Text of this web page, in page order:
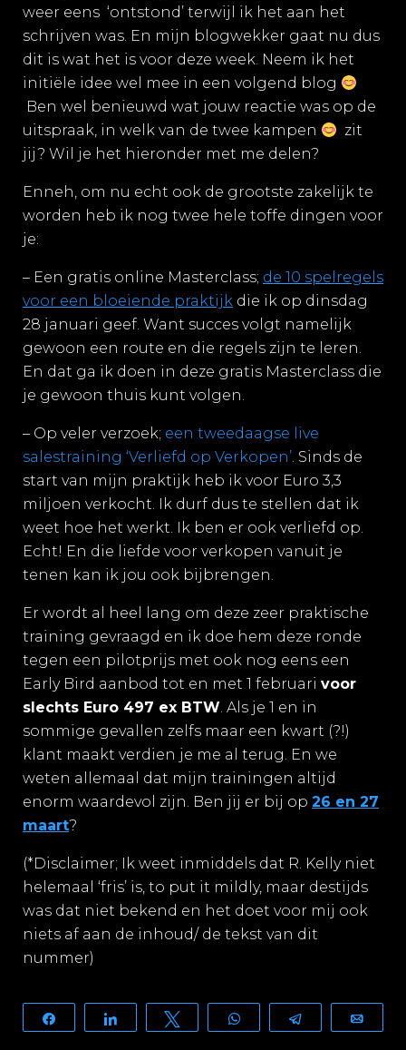
weer eens ‘ontstond’ terwijl ik het aan het
schrijven was. En mijn blogwekker gaat nu dus
dit is wat het is voor deze week. Neem ik het
initiële idee wel mee in een volgend blog
Ben wel benieuwd wat jouw reactie was op de
uitspraak, in welk van de twee kampen
zit
jij? Wil je het hieronder met me delen?
Enneh, om nu echt ook de grootste zakelijk te
worden heb ik nog twee hele toffe dingen voor
je:
– Een gratis online Masterclass; de 10 spelregels
voor een bloeiende praktijk die ik op dinsdag
28 januari geef. Want succes volgt namelijk
gewoon een route en die regels zijn te leren.
En dat ga ik doen in deze gratis Masterclass die
je gewoon thuis kunt volgen.
– Op veler verzoek; een tweedaagse live
salestraining ‘Verliefd op Verkopen’. Sinds de
start van mijn praktijk heb ik voor Euro 3,3
miljoen verkocht. Ik durf dus te stellen dat ik
weet hoe het werkt. Ik ben er ook verliefd op.
Echt! En die liefde voor verkopen vanuit je
tenen kan ik jou ook bijbrengen.
Er wordt al heel lang om deze zeer praktische
training gevraagd en ik doe hem deze ronde
tegen een pilotprijs met ook nog eens een
Early Bird aanbod tot en met 1 februari voor
slechts Euro 497 ex BTW. Als je 1 en in
sommige gevallen zelfs maar een kwart (?!)
klant maakt verdien je me al terug. En we
weten allemaal dat mijn trainingen altijd
enorm waardevol zijn. Ben jij er bij op 26 en 27
maart?
(*Disclaimer; Ik weet inmiddels dat R. Kelly niet
helemaal ‘fris’ is, to put it mildly, maar destijds
was dat niet bekend en het doet voor mij ook
niets af aan de inhoud/ de tekst van dit
nummer)
WhatsApp Telegram